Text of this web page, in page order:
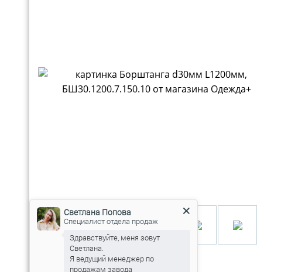
Светлана Попова
Специалист отдела продаж
Здравствуйте, меня зовут
Светлана.
Я ведущий менеджер по
продажам завода